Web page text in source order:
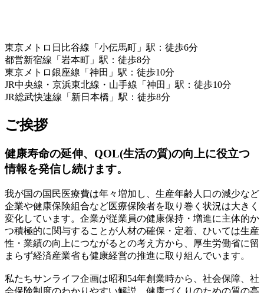
東京メトロ日比谷線「小伝馬町」駅：徒歩6分
都営新宿線「岩本町」駅：徒歩8分
東京メトロ銀座線「神田」駅：徒歩10分
JR中央線・京浜東北線・山手線「神田」駅：徒歩10分
JR総武快速線「新日本橋」駅：徒歩8分
ご挨拶
健康寿命の延伸、QOL(生活の質)の向上に役立つ
情報を発信し続けます。
我が国の国民医療費は年々増加し、生産年齢人口の減少など
企業や健康保険組合など医療保険者を取り巻く状況は大きく
変化しています。企業が従業員の健康保持・増進に主体的か
つ積極的に関与することが人材の確保・定着、ひいては生産
性・業績の向上につながるとの考え方から、厚生労働省に留
まらず経済産業省も健康経営の推進に取り組んでいます。
私たちサンライフ企画は昭和54年創業時から、社会保障、社
会保険制度のわかりやすい解説、健康づくりのための質の高